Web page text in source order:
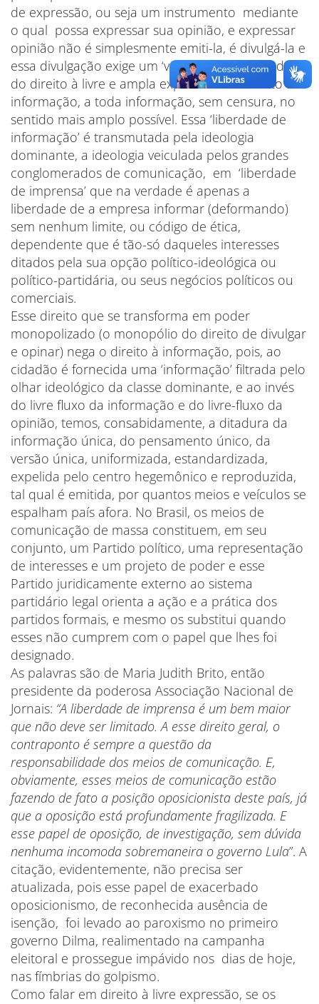
de expressão, ou seja um instrumento mediante
o qual possa expressar sua opinião, e expressar
opinião não é simplesmente emiti-la, é divulgá-la e
essa divulgação exige um ‘veículo’. O outro lado
do direito à livre e ampla expressão é o direito à
informação, a toda informação, sem censura, no
sentido mais amplo possível. Essa ‘liberdade de
informação’ é transmutada pela ideologia
dominante, a ideologia veiculada pelos grandes
conglomerados de comunicação, em ‘liberdade
de imprensa’ que na verdade é apenas a
liberdade de a empresa informar (deformando)
sem nenhum limite, ou código de ética,
dependente que é tão-só daqueles interesses
ditados pela sua opção político-ideológica ou
político-partidária, ou seus negócios políticos ou
comerciais.
Esse direito que se transforma em poder
monopolizado (o monopólio do direito de divulgar
e opinar) nega o direito à informação, pois, ao
cidadão é fornecida uma ‘informação’ filtrada pelo
olhar ideológico da classe dominante, e ao invés
do livre fluxo da informação e do livre-fluxo da
opinião, temos, consabidamente, a ditadura da
informação única, do pensamento único, da
versão única, uniformizada, estandardizada,
expelida pelo centro hegemônico e reproduzida,
tal qual é emitida, por quantos meios e veículos se
espalham país afora. No Brasil, os meios de
comunicação de massa constituem, em seu
conjunto, um Partido político, uma representação
de interesses e um projeto de poder e esse
Partido juridicamente externo ao sistema
partidário legal orienta a ação e a prática dos
partidos formais, e mesmo os substitui quando
esses não cumprem com o papel que lhes foi
designado.
As palavras são de Maria Judith Brito, então
presidente da poderosa Associação Nacional de
Jornais: “A liberdade de imprensa é um bem maior
que não deve ser limitado. A esse direito geral, o
contraponto é sempre a questão da
responsabilidade dos meios de comunicação. E,
obviamente, esses meios de comunicação estão
fazendo de fato a posição oposicionista deste país, já
que a oposição está profundamente fragilizada. E
esse papel de oposição, de investigação, sem dúvida
nenhuma incomoda sobremaneira o governo Lula”. A
citação, evidentemente, não precisa ser
atualizada, pois esse papel de exacerbado
oposicionismo, de reconhecida ausência de
isenção, foi levado ao paroxismo no primeiro
governo Dilma, realimentado na campanha
eleitoral e prossegue impávido nos dias de hoje,
nas fímbrias do golpismo.
Como falar em direito à livre expressão, se os